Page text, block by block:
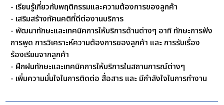
- เรียนรู้เกี่ยวกับพฤติกรรมและความต้องการของลูกค้า
- เสริมสร้างทัศนคติที่ดีต่องานบริการ
- พัฒนาทักษะและเทคนิคการให้บริการด้านต่างๆ อาทิ ทักษะการฟัง
การพูด การวิเคราะห์ความต้องการของลูกค้า และ การรับเรื่อง
ร้องเรียนจากลูกค้า
- ฝึกฝนทักษะและเทคนิคการให้บริการในสถานการณ์ต่างๆ
- เพิ่มความมั่นใจในการติดต่อ สื่อสาร และ มีกำลังใจในการทำงาน